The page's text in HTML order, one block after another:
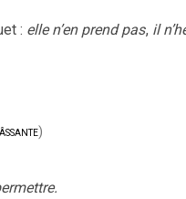
: elle n’en prend pas, il
)